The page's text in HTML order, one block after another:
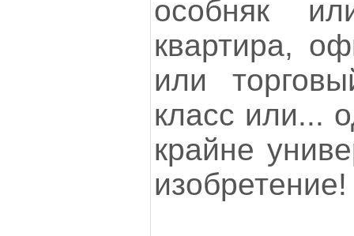
особняк
квартира,
или
класс или...
крайне
изобретение!